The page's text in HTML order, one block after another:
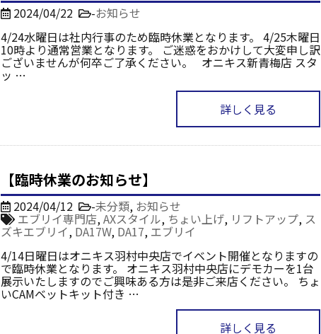
2024/04/22 -お知らせ
4/24水曜日は社内行事のため臨時休業となります。 4/25木曜日
10時より通常営業となります。 ご迷惑をおかけして大変申し訳
ございませんが何卒ご了承ください。 オニキス新青梅店 スタ
ッ …
詳しく見る
【臨時休業のお知らせ】
2024/04/12 -未分類, お知らせ
エブリイ専門店,AXスタイル, ちょい上げ, リフトアップ, ス
ズキエブリイ, DA17W, DA17, エブリイ
4/14日曜日はオニキス羽村中央店でイベント開催となりますの
で臨時休業となります。 オニキス羽村中央店にデモカーを1台
展示いたしますのでご興味ある方は是非ご来店ください。 ちょ
いCAMベットキット付き …
詳しく見る